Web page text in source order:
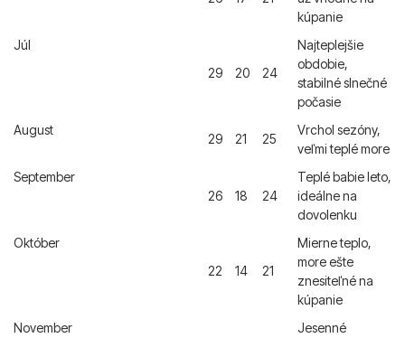
kúpanie
Júl
29
20 24
Najteplejšie
obdobie,
stabilné slnečné
počasie
August
29 21 25
Vrchol sezóny,
veľmi teplé more
September
26
18 24
Teplé babie leto,
ideálne na
dovolenku
Október
22
14 21
Mierne teplo,
more ešte
znesiteľné na
kúpanie
November
Jesenné